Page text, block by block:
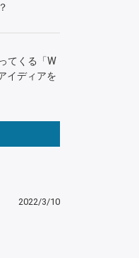
てくる「W
イディアを
2022/3/10